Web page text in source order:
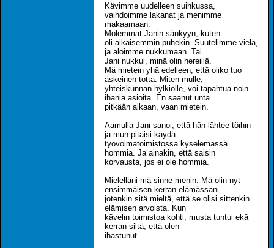
Kävimme uudelleen suihkussa,
vaihdoimme lakanat ja menimme
makaamaan.
Molemmat Janin sänkyyn, kuten
oli aikaisemmin puhekin. Suutelimme vielä,
ja aloimme nukkumaan. Tai
Jani nukkui, minä olin hereillä.
Mä mietein yhä edelleen, että oliko tuo
äskeinen totta. Miten mulle,
yhteiskunnan hylkiölle, voi tapahtua noin
ihania asioita. En saanut unta
pitkään aikaan, vaan mietein.
Aamulla Jani sanoi, että hän lähtee töihin
ja mun pitäisi käydä
työvoimatoimistossa kyselemässä
hommia. Ja ainakin, että saisin
korvausta, jos ei ole hommia.
Mielelläni mä sinne menin. Mä olin nyt
ensimmäisen kerran elämässäni
jotenkin sitä mieltä, että se olisi sittenkin
elämisen arvoista. Kun
kävelin toimistoa kohti, musta tuntui ekä
kerran siltä, että olen
ihastunut.